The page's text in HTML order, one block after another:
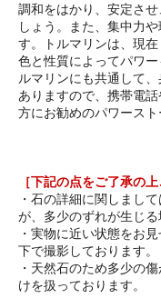
調和をはかり、安定さ
しょう。また、集中力
す。トルマリンは、現
色と性質によってパワ
ルマリンにも共通して
ありますので、携帯電
方にお勧めのパワースト
［下記の点をご了承の
・石の詳細に関しまし
が、多少のずれが生じる
・実物に近い状態をお
下で撮影しております。
・天然石のため多少の
けを扱っております。